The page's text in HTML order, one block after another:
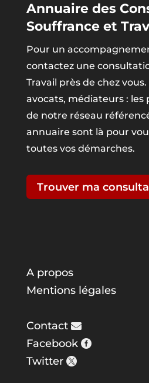
Annuaire des
Souffrance et
Pour un
contactez une
Travail près de chez
avocats, médiateurs : les
de notre réseau
annuaire sont là pour
toutes vos démarches.
Trouver ma
A propos
Mentions légales
Contact
Facebook
Twitter